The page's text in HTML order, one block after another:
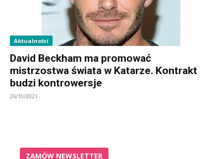
Aktualności
David Beckham ma promować
mistrzostwa świata w Katarze. Kontrakt
budzi kontrowersje
26/10/2021
ZAMÓW NEWSLETTER